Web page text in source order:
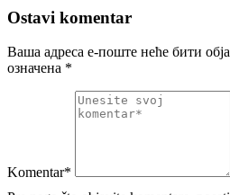
Ostavi komentar
Ваша адреса е-поште неће бити
означена *
Komentar*